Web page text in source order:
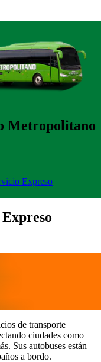
Metropolitano
Expreso
de transporte
ciudades como
Sus autobuses están
a bordo.